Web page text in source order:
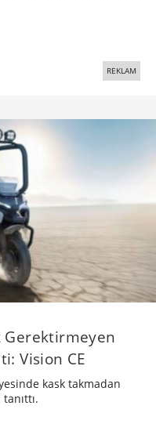
REKLAM
Gerektirmeyen
Vision CE
kask takmadan